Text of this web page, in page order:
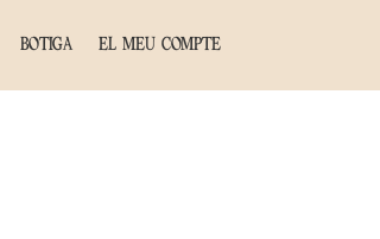
BOTIGA EL MEU COMPTE